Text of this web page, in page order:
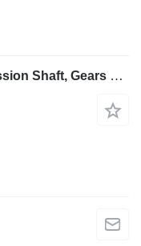
Шестерня КПП JCB 3cx Transmission Shaft, Gears Kit 05/901405, 05/900329, 05/90100 для экскаватора-погрузчика JCB 3cx